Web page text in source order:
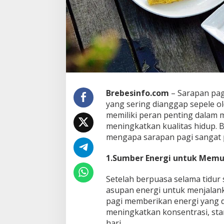
u
n
t
u
k
T
u
b
h
A
n
d
a
?
Brebesinfo.com – Sarapan
yang sering dianggap sepele
memiliki peran penting dalam
meningkatkan kualitas hidup.
mengapa sarapan pagi sangat
1.Sumber Energi untuk
Setelah berpuasa selama
asupan energi untuk
pagi memberikan energi
meningkatkan konsentrasi,